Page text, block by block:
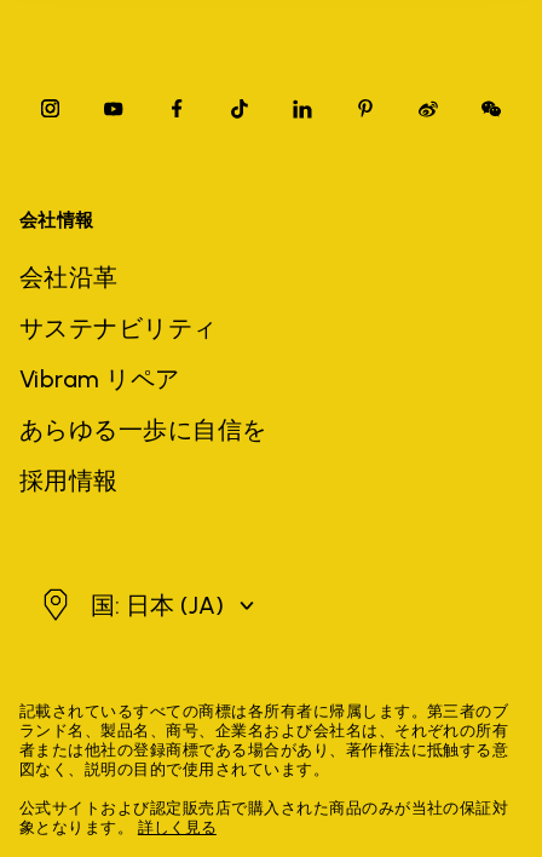
会社情報
会社沿革
サステナビリティ
Vibram リペア
あらゆる一歩に自信を
採用情報
日本 国: 日本 (JA)
記載されているすべての商標は各所有者に帰属します。第三者のブ
ランド名、製品名、商号、企業名および会社名は、それぞれの所有
者または他社の登録商標である場合があり、著作権法に抵触する意
図なく、説明の目的で使用されています。
公式サイトおよび認定販売店で購入された商品のみが当社の保証対
象となります。 詳しく見る